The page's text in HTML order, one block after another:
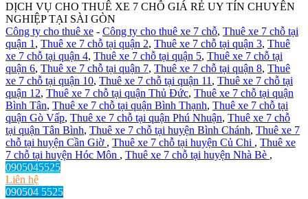
DỊCH VỤ CHO THUÊ XE 7 CHỖ GIÁ RẺ UY TÍN CHUYÊN
NGHIỆP TẠI SÀI GÒN
Công ty cho thuê xe - Công ty cho thuê xe 7 chỗ, Thuê xe 7 chỗ tại
quận 1 , Thuê xe 7 chỗ tại quận 2, Thuê xe 7 chỗ tại quận 3, Thuê
xe 7 chỗ tại quận 4, Thuê xe 7 chỗ tại quận 5, Thuê xe 7 chỗ tại
quận 6, Thuê xe 7 chỗ tại quận 7, Thuê xe 7 chỗ tại quận 8, Thuê
xe 7 chỗ tại quận 10, Thuê xe 7 chỗ tại quận 11 , Thuê xe 7 chỗ tại
quận 12, Thuê xe 7 chỗ tại quận Thủ Đức, Thuê xe 7 chỗ tại quận
Bình Tân, Thuê xe 7 chỗ tại quận Bình Thạnh, Thuê xe 7 chỗ tại
quận Gò Vấp, Thuê xe 7 chỗ tại quận Phú Nhuận, Thuê xe 7 chỗ
tại quận Tân Bình, Thuê xe 7 chỗ tại huyện Bình Chánh, Thuê xe 7
chỗ tại huyện Cần Giờ , Thuê xe 7 chỗ tại huyện Củ Chi , Thuê xe
7 chỗ tại huyện Hóc Môn , Thuê xe 7 chỗ tại huyện Nhà Bè ,
0905045525
Liên hệ
090504 5525